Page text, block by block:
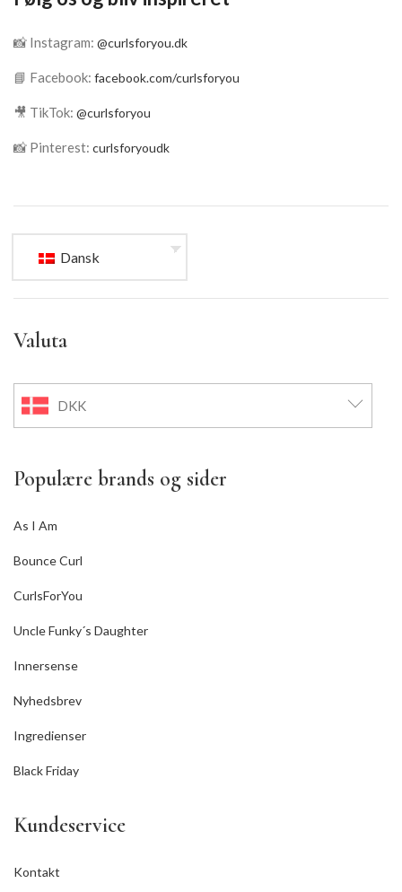
📸 Instagram: @curlsforyou.dk
📘 Facebook: facebook.com/curlsforyou
🎥 TikTok: @curlsforyou
📸 Pinterest: curlsforyoudk
Dansk
Valuta
DKK
Populære brands og sider
As I Am
Bounce Curl
CurlsForYou
Uncle Funky´s Daughter
Innersense
Nyhedsbrev
Ingredienser
Black Friday
Kundeservice
Kontakt